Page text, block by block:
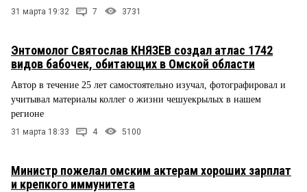
31 марта 19:32 7 3731
Энтомолог Святослав КНЯЗЕВ создал атлас 1742
видов бабочек, обитающих в Омской области
Автор в течение 25 лет самостоятельно изучал, фотографировал и
учитывал материалы коллег о жизни чешуекрылых в нашем
регионе
31 марта 18:33 4 5100
Министр пожелал омским актерам хороших зарплат
и крепкого иммунитета